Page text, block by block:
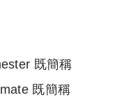
既簡稱
既簡稱